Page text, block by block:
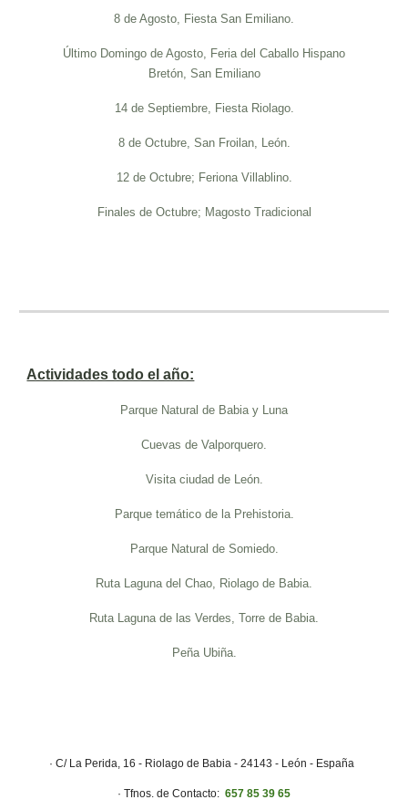
8 de Agosto, Fiesta San Emiliano.
Último Domingo de Agosto, Feria del Caballo Hispano
Bretón, San Emiliano
14 de Septiembre, Fiesta Riolago.
8 de Octubre, San Froilan, León.
12 de Octubre; Feriona Villablino.
Finales de Octubre; Magosto Tradicional
Actividades todo el año:
Parque Natural de Babia y Luna
Cuevas de Valporquero.
Visita ciudad de León.
Parque temático de la Prehistoria.
Parque Natural de Somiedo.
Ruta Laguna del Chao, Riolago de Babia.
Ruta Laguna de las Verdes, Torre de Babia.
Peña Ubiña.
· C/ La Perida, 16 - Riolago de Babia - 24143 - León - España
· Tfnos. de Contacto: 657 85 39 65